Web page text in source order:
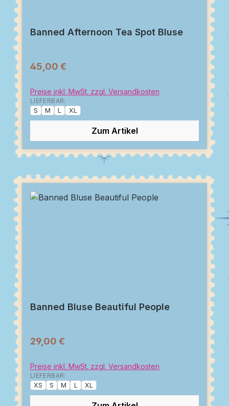
Banned Afternoon Tea Spot Bluse
45,00 €
Preise inkl. MwSt. zzgl. Versandkosten
LIEFERBAR:
S
M L XL
Zum Artikel
Banned Bluse Beautiful People
29,00 €
Preise inkl. MwSt. zzgl. Versandkosten
LIEFERBAR:
XS
S M L XL